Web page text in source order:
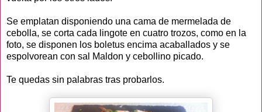
Se emplatan disponiendo una cama de mermelada de
cebolla, se corta cada lingote en cuatro trozos, como en la
foto, se disponen los boletus encima acaballados y se
espolvorean con sal Maldon y cebollino picado.
Te quedas sin palabras tras probarlos.